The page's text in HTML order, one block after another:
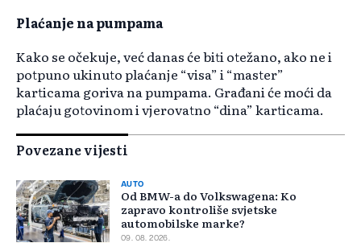
Plaćanje na pumpama
Kako se očekuje, već danas će biti otežano, ako ne i
potpuno ukinuto plaćanje “visa” i “master”
karticama goriva na pumpama. Građani će moći da
plaćaju gotovinom i vjerovatno “dina” karticama.
Povezane vijesti
AUTO
Od BMW-a do Volkswagena: Ko
zapravo kontroliše svjetske
automobilske marke?
09. 08. 2026.